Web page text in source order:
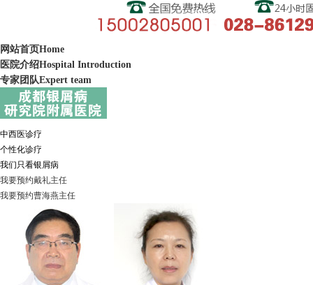
网站首页Home
医院介绍Hospital Introduction
专家团队Expert team
中西医诊疗
个性化诊疗
我们只看银屑病
我要预约戴礼主任
我要预约曹海燕主任